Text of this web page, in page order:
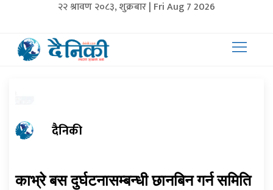
२२ श्रावण २०८३, शुक्रबार | Fri Aug 7 2026
दैनिकी
काभ्रे बस दुर्घटनासम्बन्धी छानबिन गर्न समिति